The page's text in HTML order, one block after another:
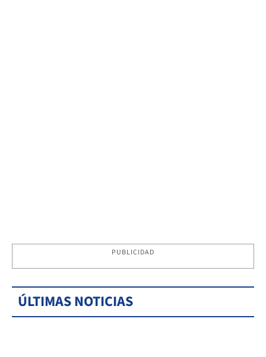
PUBLICIDAD
ÚLTIMAS NOTICIAS